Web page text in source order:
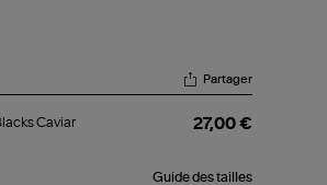
Partager
Caviar 27,00 €
Guide des tailles